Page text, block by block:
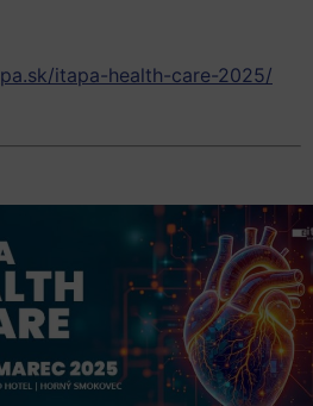
itapa-health-care-2025/